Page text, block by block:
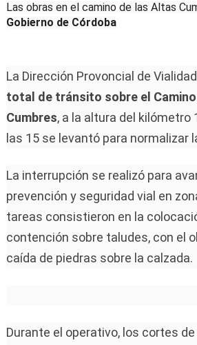
Las obras en el camino de las Altas
Gobierno de Córdoba
La Dirección Provoncial de
total de tránsito sobre el
Cumbres, a la altura del kilómetro
las 15 se levantó para normalizar
La interrupción se realizó para
prevención y seguridad vial en
tareas consistieron en la
contención sobre taludes, con el
caída de piedras sobre la calzada.
Durante el operativo, los cortes